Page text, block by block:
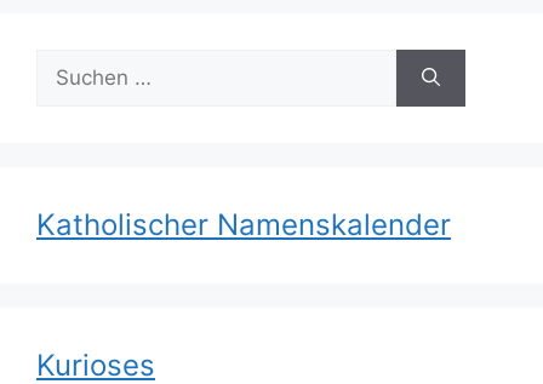
nach:
Katholischer Namenskalender
Kurioses